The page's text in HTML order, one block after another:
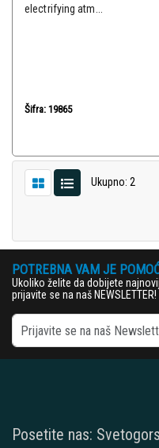
electrifying atm...
Šifra: 19865
Ukupno: 2
POTREBNA VAM JE
Ukoliko želite da dobijete
prijavite se na naš NEWSLETTER!
Posetite nas: